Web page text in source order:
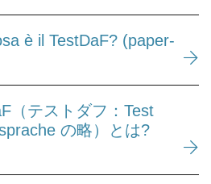
è il TestDaF? (paper-
（テストダフ：Test
の略）とは?